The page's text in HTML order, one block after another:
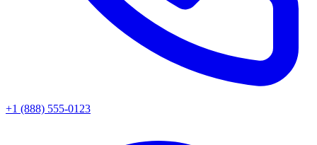
+1 (888) 555-0123